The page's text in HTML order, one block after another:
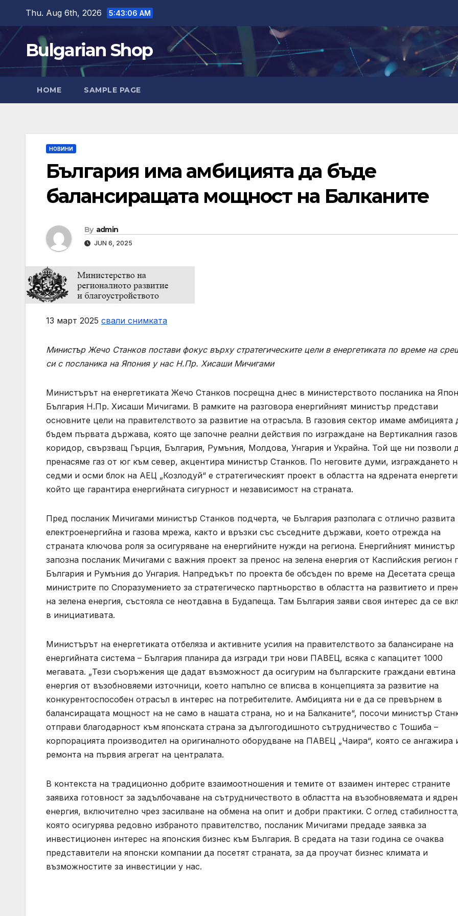
content
Thu. Aug 6th, 2026 5:43:07 AM
Bulgarian Shop
HOME SAMPLE PAGE
НОВИНИ
България има амбицията да бъде
балансиращата мощност на Балканите
By admin
JUN 6, 2025
13 март 2025 свали снимката
Министър Жечо Станков постави фокус върху стратегическите цели в енергетиката по време на
си с посланика на Япония у нас Н.Пр. Хисаши Мичигами
Министърът на енергетиката Жечо Станков посрещна днес в министерството посланика на
България Н.Пр. Хисаши Мичигами. В рамките на разговора енергийният министър представи
основните цели на правителството за развитие на отрасъла. В газовия сектор имаме амбицията
бъдем първата държава, която ще започне реални действия по изграждане на Вертикалния газов
коридор, свързващ Гърция, България, Румъния, Молдова, Унгария и Украйна. Той ще ни позволи
пренасяме газ от юг към север, акцентира министър Станков. По неговите думи, изграждането
седми и осми блок на АЕЦ „Козлодуй“ е стратегическият проект в областта на ядрената
който ще гарантира енергийната сигурност и независимост на страната.
Пред посланик Мичигами министър Станков подчерта, че България разполага с отлично развита
електроенергийна и газова мрежа, както и връзки със съседните държави, което отрежда на
страната ключова роля за осигуряване на енергийните нужди на региона. Енергийният министър
запозна посланик Мичигами с важния проект за пренос на зелена енергия от Каспийския регион
България и Румъния до Унгария. Напредъкът по проекта бе обсъден по време на Десетата среща
министрите по Споразумението за стратегическо партньорство в областта на развитието и
на зелена енергия, състояла се неотдавна в Будапеща. Там България заяви своя интерес да се
в инициативата.
Министърът на енергетиката отбеляза и активните усилия на правителството за балансиране на
енергийната система – България планира да изгради три нови ПАВЕЦ, всяка с капацитет 1000
мегавата. „Тези съоръжения ще дадат възможност да осигурим на българските граждани евтина
енергия от възобновяеми източници, което напълно се вписва в концепцията за развитие на
конкурентоспособен отрасъл в интерес на потребителите. Амбицията ни е да се превърнем в
балансиращата мощност на не само в нашата страна, но и на Балканите“, посочи министър
отправи благодарност към японската страна за дългогодишното сътрудничество с Тошиба –
корпорацията производител на оригиналното оборудване на ПАВЕЦ „Чаира“, която се ангажира
ремонта на първия агрегат на централата.
В контекста на традиционно добрите взаимоотношения и темите от взаимен интерес страните
заявиха готовност за задълбочаване на сътрудничеството в областта на възобновяемата и
енергия, включително чрез засилване на обмена на опит и добри практики. С оглед
която осигурява редовно избраното правителство, посланик Мичигами предаде заявка за
инвестиционен интерес на японския бизнес към България. В средата на тази година се очаква
представители на японски компании да посетят страната, за да проучат бизнес климата и
възможностите за инвестиции у нас.